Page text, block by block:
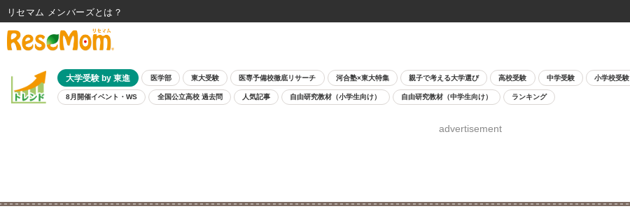
大学受験 by 東進 医学部 東大受験 医専予備校徹底リサーチ 河合塾×東大特集 親子で考える大学選び 高校受験 中学受験 小学校受験
8月開催イベント・WS 全国公立高校 過去問 人気記事 自由研究教材（小学生向け） 自由研究教材（中学生向け） ランキング
advertisement
リセマム メンバーズ